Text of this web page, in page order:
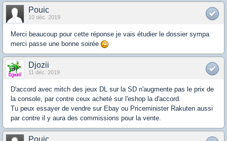
Pouic
10 déc. 2019
Merci beaucoup pour cette réponse je vais étudier le dossier sympa
merci passe une bonne soirée
Djozii
11 déc. 2019
D'accord avec mitch des jeux DL sur la SD n'augmente pas le prix de
la console, par contre ceux acheté sur l'eshop la d'accord.
Tu peux essayer de vendre sur Ebay ou Priceminister Rakuten aussi
par contre il y aura des commissions pour la vente.
Pouic